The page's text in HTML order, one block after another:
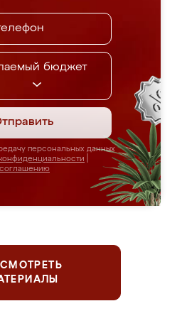
бюджет
персональных данных
соглашению